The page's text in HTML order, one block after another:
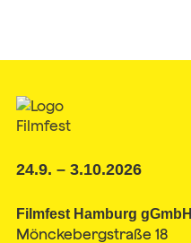
24.9. – 3.10.2026
Filmfest Hamburg gGmbH
Mönckebergstraße 18